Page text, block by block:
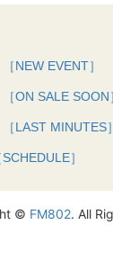
NEW EVENT］
ON SALE SOON
LAST MINUTES］
］
© FM802. All